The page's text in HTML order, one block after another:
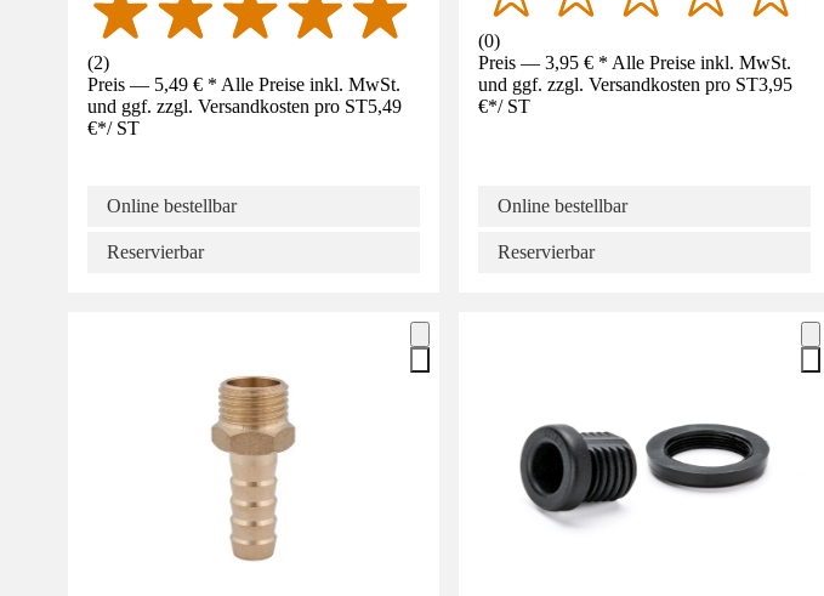
(2)
Preis — 5,49 € * Alle Preise inkl. MwSt.
und ggf. zzgl. Versandkosten pro ST5,49
€*/ ST
Online bestellbar
Reservierbar
(0)
Preis — 3,95 € * Alle Preise inkl. MwSt.
und ggf. zzgl. Versandkosten pro ST3,95
€*/ ST
Online bestellbar
Reservierbar